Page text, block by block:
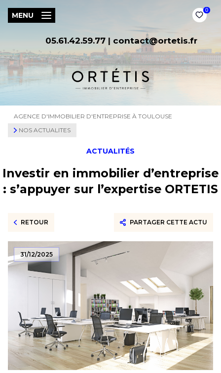
05.61.42.59.77 | contact@ortetis.fr
0
MENU
AGENCE D'IMMOBILIER D'ENTREPRISE À TOULOUSE
NOS ACTUALITES
ACTUALITÉS
Investir en immobilier d’entreprise
: s’appuyer sur l’expertise ORTETIS
RETOUR PARTAGER CETTE ACTU
31/12/2025